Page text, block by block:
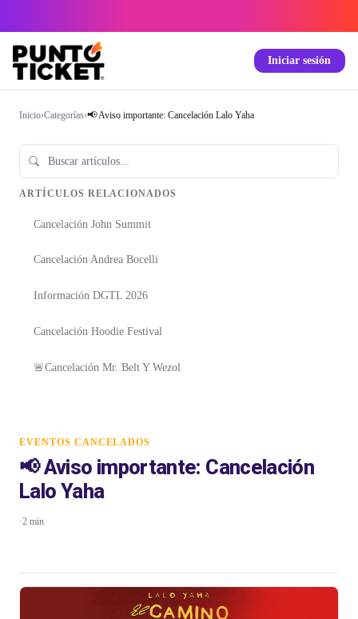
Iniciar sesión
Inicio›Categorías›📢 Aviso importante: Cancelación Lalo Yaha
ARTÍCULOS RELACIONADOS
Cancelación John Summit
Cancelación Andrea Bocelli
Información DGTL 2026
Cancelación Hoodie Festival
🚨Cancelación Mr. Belt Y Wezol
EVENTOS CANCELADOS
📢 Aviso importante: Cancelación
Lalo Yaha
·2 min